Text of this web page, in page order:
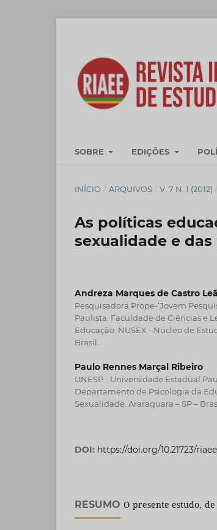
SOBRE EDIÇÕES
INÍCIO / ARQUIVOS / V. 7 N. 1 (2012) /
As políticas
sexualidade e
Andreza Marques de Castro
Pesquisadora Prope-‘Jovem
Paulista. Faculdade de Ciências e
Educação. NUSEX - Núcleo de
Brasil.
Paulo Rennes Marçal Ribeiro
UNESP - Universidade Estadual
Departamento de Psicologia da
Sexualidade. Araraquara – SP –
DOI: https://doi.org/10.21723/
RESUMO O presente estudo,